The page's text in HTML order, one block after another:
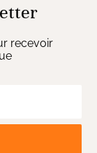
recevoir